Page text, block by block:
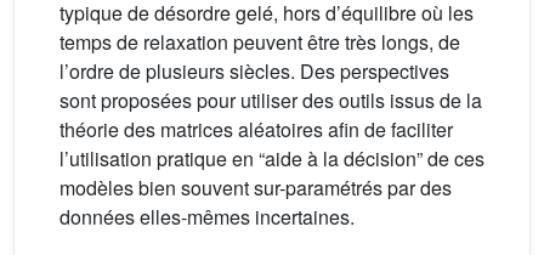
typique de désordre gelé, hors d’équilibre où les
temps de relaxation peuvent être très longs, de
l’ordre de plusieurs siècles. Des perspectives
sont proposées pour utiliser des outils issus de la
théorie des matrices aléatoires afin de faciliter
l’utilisation pratique en “aide à la décision” de ces
modèles bien souvent sur-paramétrés par des
données elles-mêmes incertaines.